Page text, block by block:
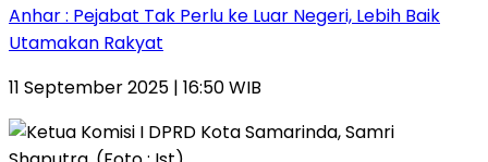
Anhar : Pejabat Tak Perlu ke Luar Negeri, Lebih Baik
Utamakan Rakyat
11 September 2025 | 16:50 WIB